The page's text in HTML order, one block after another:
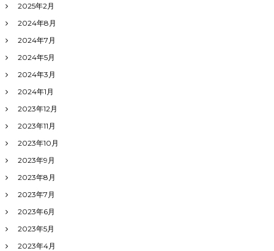
2025年2月
2024年8月
2024年7月
2024年5月
2024年3月
2024年1月
2023年12月
2023年11月
2023年10月
2023年9月
2023年8月
2023年7月
2023年6月
2023年5月
2023年4月